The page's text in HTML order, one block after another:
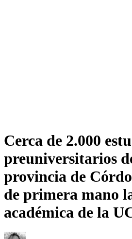
Cerca de 2.000
preuniversitarios
provincia de
de primera mano
académica de la